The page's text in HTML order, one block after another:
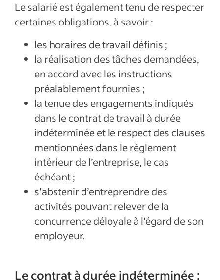
Le salarié est également tenu de respecter
certaines obligations, à savoir :
les horaires de travail définis ;
la réalisation des tâches demandées,
en accord avec les instructions
préalablement fournies ;
la tenue des engagements indiqués
dans le contrat de travail à durée
indéterminée et le respect des clauses
mentionnées dans le règlement
intérieur de l’entreprise, le cas
échéant ;
s’abstenir d’entreprendre des
activités pouvant relever de la
concurrence déloyale à l’égard de son
employeur.
Le contrat à durée indéterminée :